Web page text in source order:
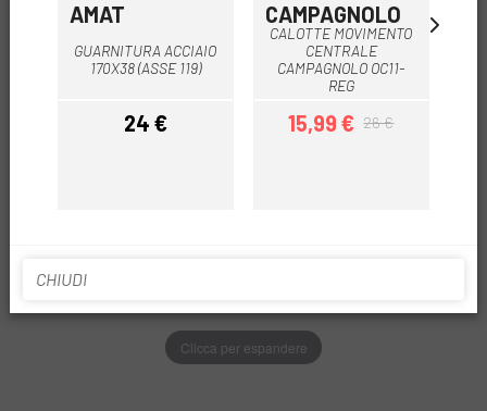
Clicca per espandere
AMAT
GUARNITURA ACCIAIO
170X38 (ASSE 119)
Prezzo
24 €
CAMPAGNOLO
CALOTTE MOVIMENTO
CENTRALE
CAMPAGNOLO OC11-
REG
Prezzo
15,99 €Prezzo base
26 €
CHIUDI